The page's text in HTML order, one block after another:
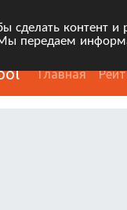
контент
передаем
Главная